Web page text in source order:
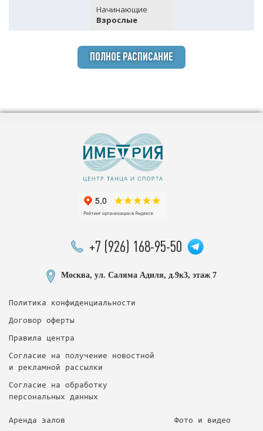
Начинающие
Взрослые
ПОЛНОЕ РАСПИСАНИЕ
+7 (926) 168-95-50
Москва, ул. Саляма Адиля, д.9к3, этаж 7
Политика конфиденциальности
Договор оферты
Правила центра
Согласие на получение новостной
и рекламной рассылки
Согласие на обработку
персональных данных
Аренда залов Фото и видео